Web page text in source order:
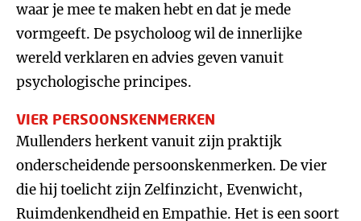
waar je mee te maken hebt en dat je mede
vormgeeft. De psycholoog wil de innerlijke
wereld verklaren en advies geven vanuit
psychologische principes.
VIER PERSOONSKENMERKEN
Mullenders herkent vanuit zijn praktijk
onderscheidende persoonskenmerken. De vier
die hij toelicht zijn Zelfinzicht, Evenwicht,
Ruimdenkendheid en Empathie. Het is een soort